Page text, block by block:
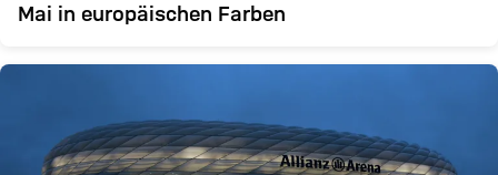
Mai in europäischen Farben